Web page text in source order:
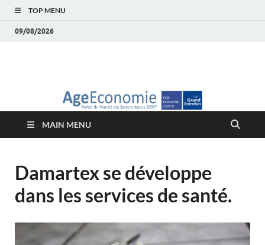
TOP MENU
09/08/2026
économie – Marché
des Seniors
MAIN MENU
Damartex se développe
dans les services de santé.